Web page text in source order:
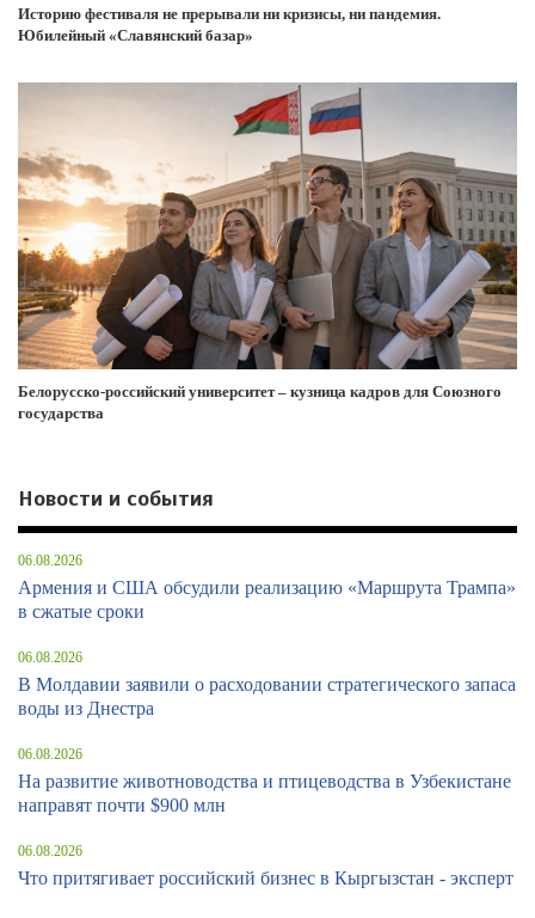
Историю фестиваля не прерывали ни кризисы, ни пандемия.
Юбилейный «Славянский базар»
Белорусско-российский университет – кузница кадров для Союзного
государства
Новости и события
06.08.2026
Армения и США обсудили реализацию «Маршрута Трампа»
в сжатые сроки
06.08.2026
В Молдавии заявили о расходовании стратегического запаса
воды из Днестра
06.08.2026
На развитие животноводства и птицеводства в Узбекистане
направят почти $900 млн
06.08.2026
Что притягивает российский бизнес в Кыргызстан - эксперт